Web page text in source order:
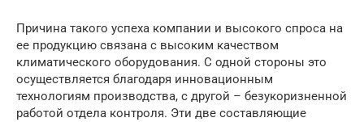
Причина такого успеха компании и высокого спроса на
ее продукцию связана с высоким качеством
климатического оборудования. С одной стороны это
осуществляется благодаря инновационным
технологиям производства, с другой – безукоризненной
работой отдела контроля. Эти две составляющие